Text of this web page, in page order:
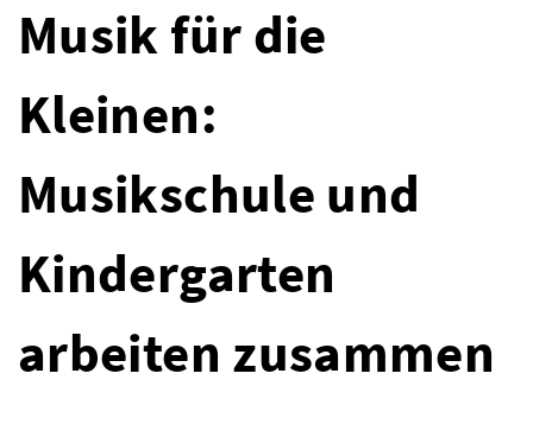
Musik für die
Kleinen:
Musikschule und
Kindergarten
arbeiten zusammen